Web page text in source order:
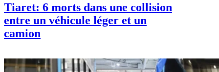
Tiaret: 6 morts dans une collision
entre un véhicule léger et un
camion